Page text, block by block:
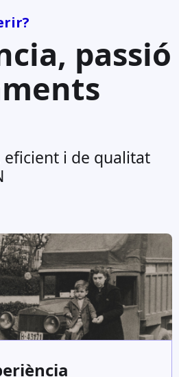
passió
i de qualitat